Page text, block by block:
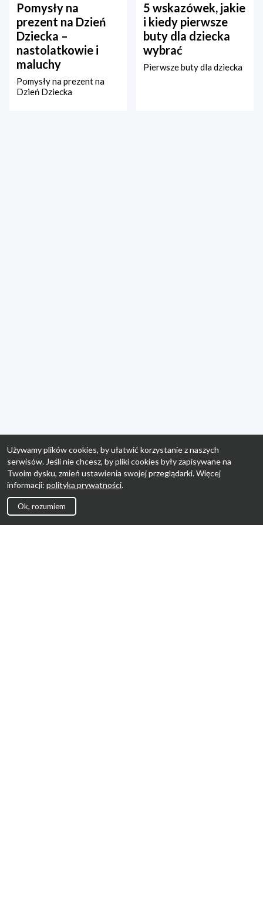
Pomysły na
prezent na Dzień
Dziecka –
nastolatkowie i
maluchy
Pomysły na prezent na
Dzień Dziecka
5 wskazówek, jakie
i kiedy pierwsze
buty dla dziecka
wybrać
Pierwsze buty dla dziecka
Używamy plików cookies, by ułatwić korzystanie z naszych
serwisów. Jeśli nie chcesz, by pliki cookies były zapisywane na
Twoim dysku, zmień ustawienia swojej przeglądarki. Więcej
informacji: polityka prywatności.
Ok, rozumiem